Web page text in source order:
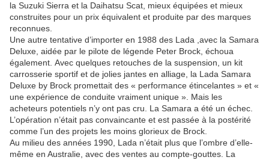
la Suzuki Sierra et la Daihatsu Scat, mieux équipées et mieux
construites pour un prix équivalent et produite par des marques
reconnues.
Une autre tentative d’importer en 1988 des Lada ,avec la Samara
Deluxe, aidée par le pilote de légende Peter Brock, échoua
également. Avec quelques retouches de la suspension, un kit
carrosserie sportif et de jolies jantes en alliage, la Lada Samara
Deluxe by Brock promettait des « performance étincelantes » et «
une expérience de conduite vraiment unique ». Mais les
acheteurs potentiels n’y ont pas cru. La Samara a été un échec.
L’opération n’était pas convaincante et est passée à la postérité
comme l’un des projets les moins glorieux de Brock.
Au milieu des années 1990, Lada n’était plus que l’ombre d’elle-
même en Australie, avec des ventes au compte-gouttes. La